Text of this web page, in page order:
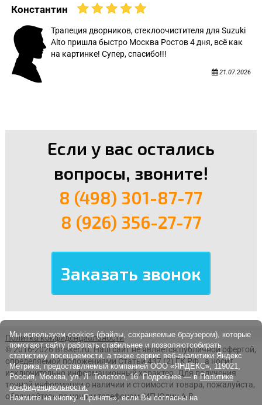
Константин
Трапеция дворников, стеклоочистителя для Suzuki
Alto пришла быстро Москва Ростов 4 дня, всё как
на картинке! Супер, спасибо!!!
21.07.2026
Если у вас остались
вопросы, звоните!
8 (498) 301-87-77
8 (926) 356-27-77
Политка конфиденциальности
© 2016-2026 Brisker.ru.Наш сайт не является публичной офертой,
определяемой положениями Статьи 437 (2) ГК РФ., а носит
исключительно информационный характер. Для получения
точной информации о наличии и стоимости товара, пожалуйста,
обращайтесь по нашим телефонам. ИП Юдин А.В.
Мы используем cookies (файлы, сохраняемые браузером), которые
помогают сайту работать стабильнее и позволяютсобирать
статистику посещаемости, а также сервис веб-аналитики Яндекс
Метрика, предоставляемый компанией ООО «ЯНДЕКС», 119021,
Россия, Москва, ул. Л. Толстого, 16. Подробнее — в Политике
конфиденциальности.
Нажмите на кнопку «Принять», если Вы согласны на